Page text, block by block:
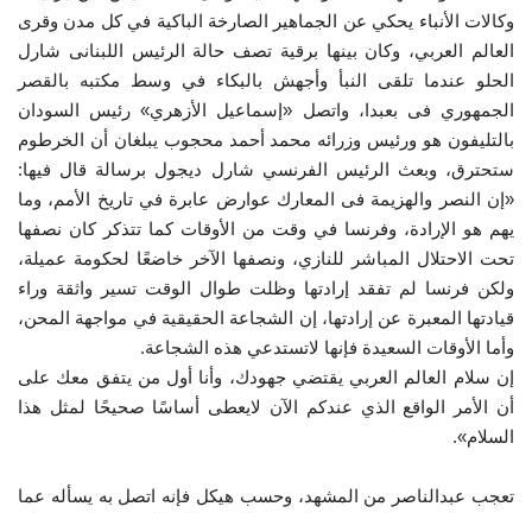
فرص
وثائق
الفيديوهات
الرعاة
الشركاء
Gallery
لغة
English
Swahili
español
وكالات الأنباء يحكي عن الجماهير الصارخة الباكية في كل مدن وقرى
العالم العربي، وكان بينها برقية تصف حالة الرئيس اللبنانى شارل
الحلو عندما تلقى النبأ وأجهش بالبكاء في وسط مكتبه بالقصر
الجمهوري فى بعبدا، واتصل «إسماعيل الأزهري» رئيس السودان
بالتليفون هو ورئيس وزرائه محمد أحمد محجوب يبلغان أن الخرطوم
ستحترق، وبعث الرئيس الفرنسي شارل ديجول برسالة قال فيها:
«إن النصر والهزيمة فى المعارك عوارض عابرة في تاريخ الأمم، وما
يهم هو الإرادة، وفرنسا في وقت من الأوقات كما تتذكر كان نصفها
تحت الاحتلال المباشر للنازي، ونصفها الآخر خاضعًا لحكومة عميلة،
ولكن فرنسا لم تفقد إرادتها وظلت طوال الوقت تسير واثقة وراء
قيادتها المعبرة عن إرادتها، إن الشجاعة الحقيقية في مواجهة المحن،
وأما الأوقات السعيدة فإنها لاتستدعي هذه الشجاعة.
إن سلام العالم العربي يقتضي جهودك، وأنا أول من يتفق معك على
أن الأمر الواقع الذي عندكم الآن لايعطى أساسًا صحيحًا لمثل هذا
السلام».
تعجب عبدالناصر من المشهد، وحسب هيكل فإنه اتصل به يسأله عما